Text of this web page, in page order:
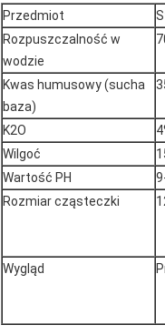
Przedmiot
Rozpuszczalność w
wodzie
Kwas humusowy (sucha
baza)
K2O
Wilgoć
Wartość PH
Rozmiar cząsteczki
Wygląd